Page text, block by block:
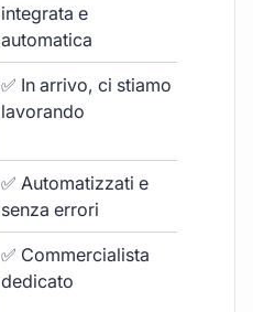
integrata e
automatica
✅ In arrivo, ci stiamo
lavorando
✅ Automatizzati e
senza errori
✅ Commercialista
dedicato